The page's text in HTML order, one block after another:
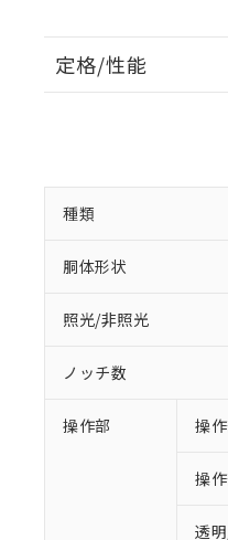
定格/性能
種類
胴体形状
照光/非照光
ノッチ数
操作部 操
操
透